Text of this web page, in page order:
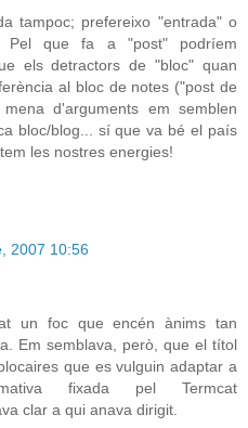
tampoc; prefereixo "entrada" o
Pel que fa a "post" podríem
els detractors de "bloc" quan
al bloc de notes ("post de
d'arguments em semblen
bloc/blog... sí que va bé el país
les nostres energies!
2007 10:56
un foc que encén ànims tan
Em semblava, però, que el títol
que es vulguin adaptar a
fixada pel Termcat
clar a qui anava dirigit.